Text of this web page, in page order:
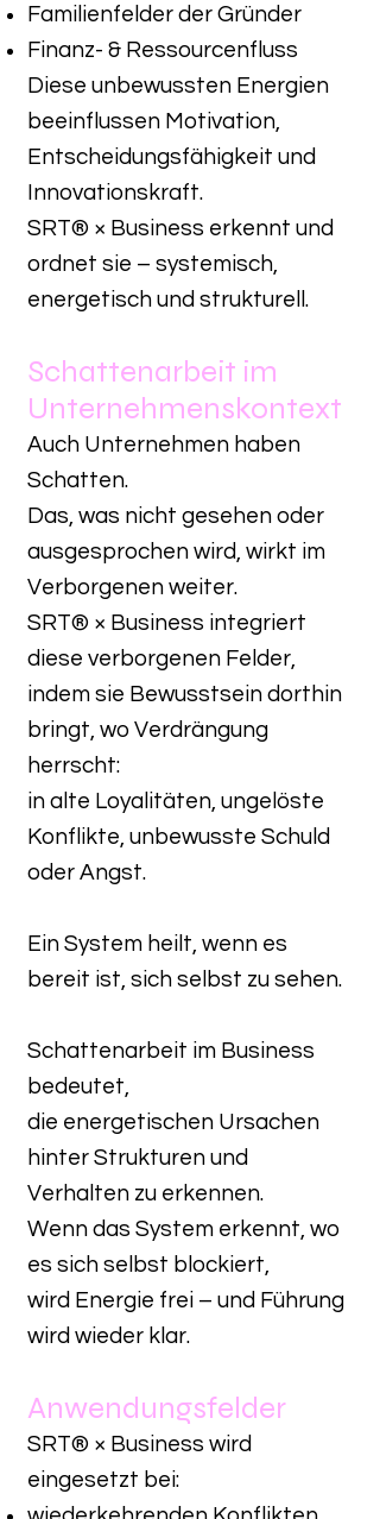
Familienfelder der Gründer
Finanz- & Ressourcenfluss
Diese unbewussten Energien
beeinflussen Motivation,
Entscheidungsfähigkeit und
Innovationskraft.
SRT® × Business erkennt und
ordnet sie – systemisch,
energetisch und strukturell.
Schattenarbeit im
Unternehmenskontext
Auch Unternehmen haben
Schatten.
Das, was nicht gesehen oder
ausgesprochen wird, wirkt im
Verborgenen weiter.
SRT® × Business integriert
diese verborgenen Felder,
indem sie Bewusstsein dorthin
bringt, wo Verdrängung
herrscht:
in alte Loyalitäten, ungelöste
Konflikte, unbewusste Schuld
oder Angst.
Ein System heilt, wenn es
bereit ist, sich selbst zu sehen.
Schattenarbeit im Business
bedeutet,
die energetischen Ursachen
hinter Strukturen und
Verhalten zu erkennen.
Wenn das System erkennt, wo
es sich selbst blockiert,
wird Energie frei – und Führung
wird wieder klar.
Anwendungsfelder
SRT® × Business wird
eingesetzt bei: